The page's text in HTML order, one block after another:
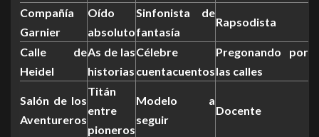
Compañía
Garnier
Oído
absoluto
Sinfonista de
fantasía
Rapsodista
Calle de
Heidel
As de las
historias
Célebre
cuentacuentos
Pregonando por
las calles
Salón de los
Aventureros
Titán
entre
pioneros
Modelo a
seguir
Docente